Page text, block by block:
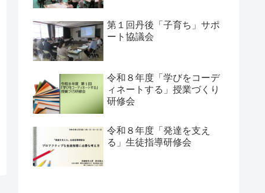
第１回丹後「子育ち」サポ
ート協議会
令和８年度「学びをコーデ
ィネートする」授業づくり
研修会
令和８年度「発達を支え
る」生徒指導研修会